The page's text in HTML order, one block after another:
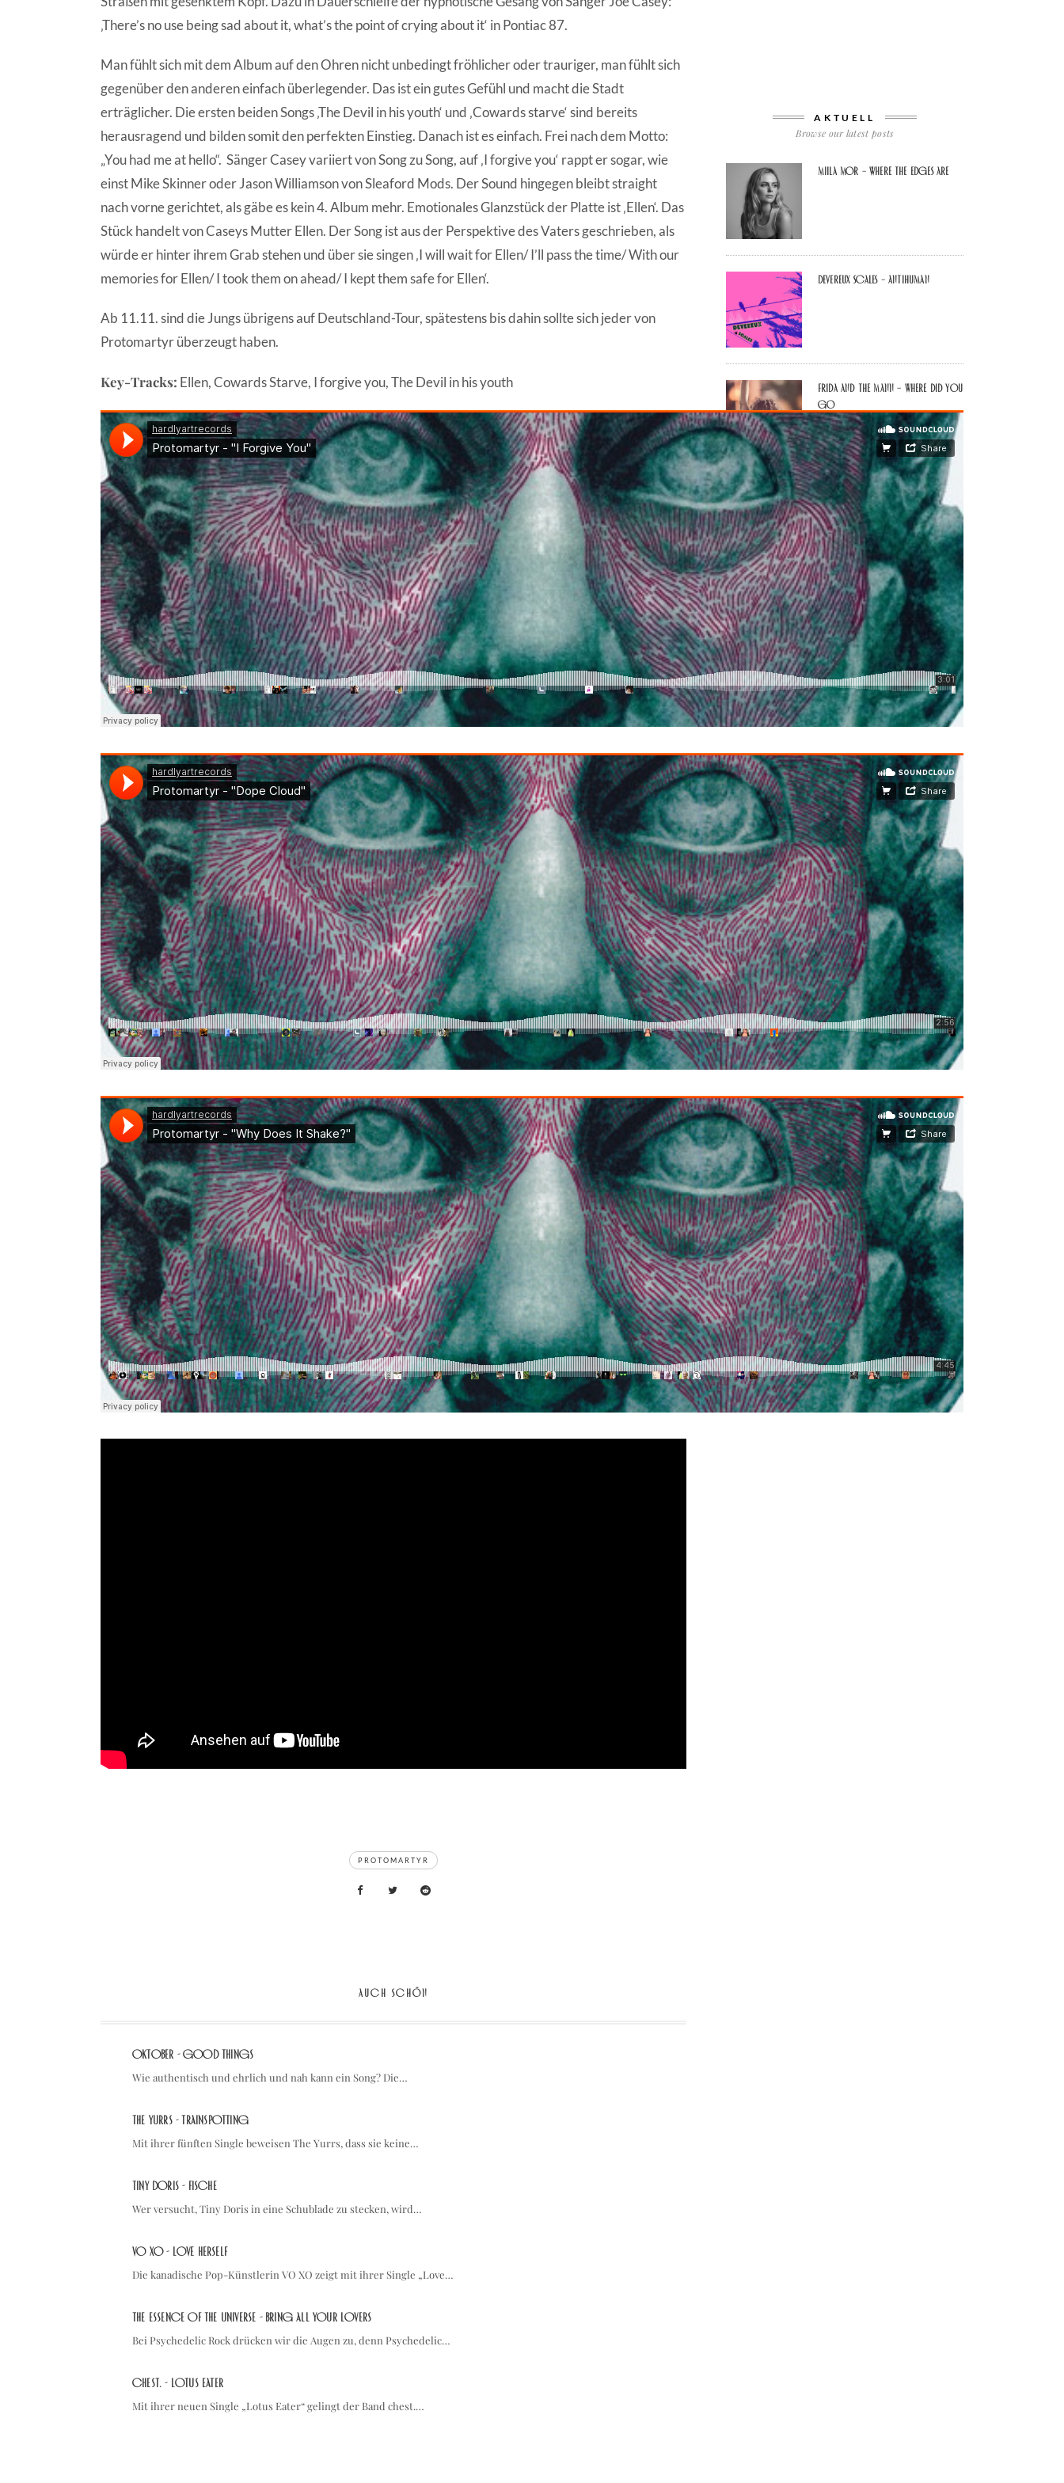
‚There’s no use being sad about it, what’s the point of crying about it‘ in Pontiac 87.
Man fühlt sich mit dem Album auf den Ohren nicht unbedingt fröhlicher oder trauriger, man fühlt sich
gegenüber den anderen einfach überlegender. Das ist ein gutes Gefühl und macht die Stadt
erträglicher. Die ersten beiden Songs ‚The Devil in his youth‘ und ‚Cowards starve‘ sind bereits
herausragend und bilden somit den perfekten Einstieg. Danach ist es einfach. Frei nach dem Motto:
„You had me at hello“. Sänger Casey variiert von Song zu Song, auf ‚I forgive you‘ rappt er sogar, wie
einst Mike Skinner oder Jason Williamson von Sleaford Mods. Der Sound hingegen bleibt straight
nach vorne gerichtet, als gäbe es kein 4. Album mehr. Emotionales Glanzstück der Platte ist ‚Ellen‘. Das
Stück handelt von Caseys Mutter Ellen. Der Song ist aus der Perspektive des Vaters geschrieben, als
würde er hinter ihrem Grab stehen und über sie singen ‚I will wait for Ellen/ I’ll pass the time/ With our
memories for Ellen/ I took them on ahead/ I kept them safe for Ellen‘.
Ab 11.11. sind die Jungs übrigens auf Deutschland-Tour, spätestens bis dahin sollte sich jeder von
Protomartyr überzeugt haben.
Key-Tracks: Ellen, Cowards Starve, I forgive you, The Devil in his youth
PROTOMARTYR
AUCH SCHÖN
OKTOBER - Good Things
Wie authentisch und ehrlich und nah kann ein Song? Die…
The Yurrs - Trainspotting
Mit ihrer fünften Single beweisen The Yurrs, dass sie keine…
Tiny Doris - Fische
Wer versucht, Tiny Doris in eine Schublade zu stecken, wird…
VO XO - Love Herself
Die kanadische Pop-Künstlerin VO XO zeigt mit ihrer Single „Love…
The Essence of The Universe - Bring All Your Lovers
Bei Psychedelic Rock drücken wir die Augen zu, denn Psychedelic…
chest. - Lotus Eater
Mit ihrer neuen Single „Lotus Eater“ gelingt der Band chest.…
AKTUELL
Browse our latest posts
Miila Mor – Where The Edges Are
Devereux Scales – Antihuman
Frida and The Mann – Where Did You
Go
airhockey – felt
Hockitay – half smile